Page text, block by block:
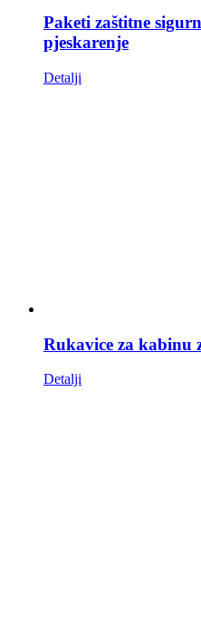
Paketi zaštitne
pjeskarenje
Detalji
Rukavice za kabinu
Detalji